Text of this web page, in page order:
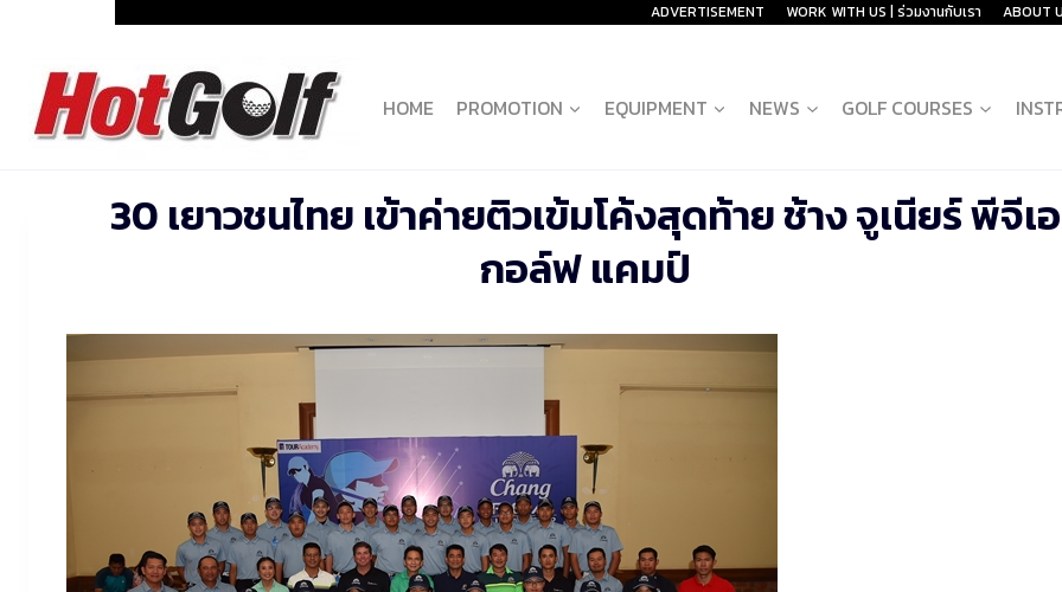
content
ADVERTISEMENT WORK WITH US | ร่วมงานกับเรา ABOUT
HOME PROMOTION EQUIPMENT NEWS GOLF COURSES
30 เยาวชนไทย เข้าค่ายติวเข้มโค้งสุดท้าย ช้าง จูเนียร์ พีจีเอ
กอล์ฟ แคมป์